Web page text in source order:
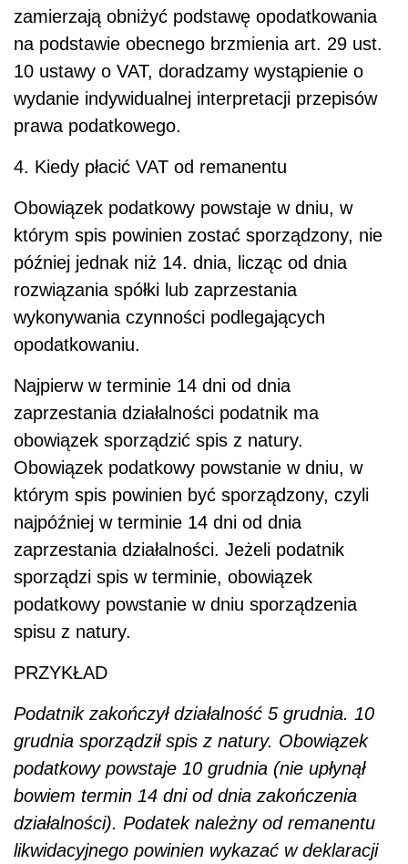
zamierzają obniżyć podstawę opodatkowania
na podstawie obecnego brzmienia art. 29 ust.
10 ustawy o VAT, doradzamy wystąpienie o
wydanie indywidualnej interpretacji przepisów
prawa podatkowego.
4. Kiedy płacić VAT od remanentu
Obowiązek podatkowy powstaje w dniu, w
którym spis powinien zostać sporządzony, nie
później jednak niż 14. dnia, licząc od dnia
rozwiązania spółki lub zaprzestania
wykonywania czynności podlegających
opodatkowaniu.
Najpierw w terminie 14 dni od dnia
zaprzestania działalności podatnik ma
obowiązek sporządzić spis z natury.
Obowiązek podatkowy powstanie w dniu, w
którym spis powinien być sporządzony, czyli
najpóźniej w terminie 14 dni od dnia
zaprzestania działalności. Jeżeli podatnik
sporządzi spis w terminie, obowiązek
podatkowy powstanie w dniu sporządzenia
spisu z natury.
PRZYKŁAD
Podatnik zakończył działalność 5 grudnia. 10
grudnia sporządził spis z natury. Obowiązek
podatkowy powstaje 10 grudnia (nie upłynął
bowiem termin 14 dni od dnia zakończenia
działalności). Podatek należny od remanentu
likwidacyjnego powinien wykazać w deklaracji